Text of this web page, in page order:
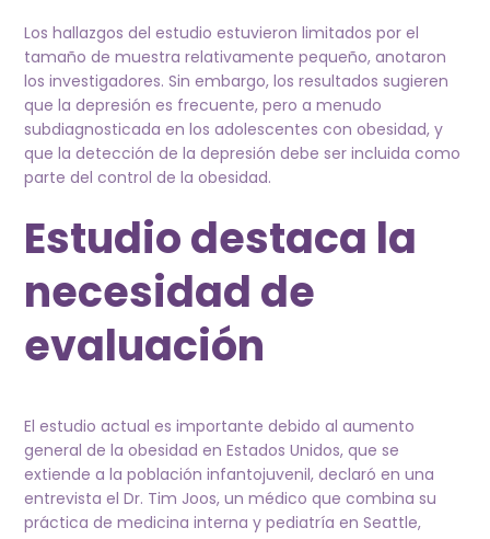
Los hallazgos del estudio estuvieron limitados por el
tamaño de muestra relativamente pequeño, anotaron
los investigadores. Sin embargo, los resultados sugieren
que la depresión es frecuente, pero a menudo
subdiagnosticada en los adolescentes con obesidad, y
que la detección de la depresión debe ser incluida como
parte del control de la obesidad.
Estudio destaca la
necesidad de
evaluación
El estudio actual es importante debido al aumento
general de la obesidad en Estados Unidos, que se
extiende a la población infantojuvenil, declaró en una
entrevista el Dr. Tim Joos, un médico que combina su
práctica de medicina interna y pediatría en Seattle,